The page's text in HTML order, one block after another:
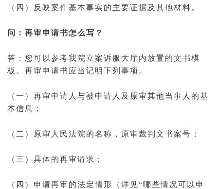
（四）反映案件基本事实的主要证据及其他材料。
问：再审申请书怎么写？
答：您可以参考我院 立案诉服大厅内放置的文书模
板。再审申请书应当记明下列事项。
（一）再审申请人与被申请人及原审其他当事人的基
本信息；
（二）原审人民法院的名称，原审裁判文书案号；
（三）具体的再审请求；
（四）申请再审的法定情形（详见“哪些情况可以申